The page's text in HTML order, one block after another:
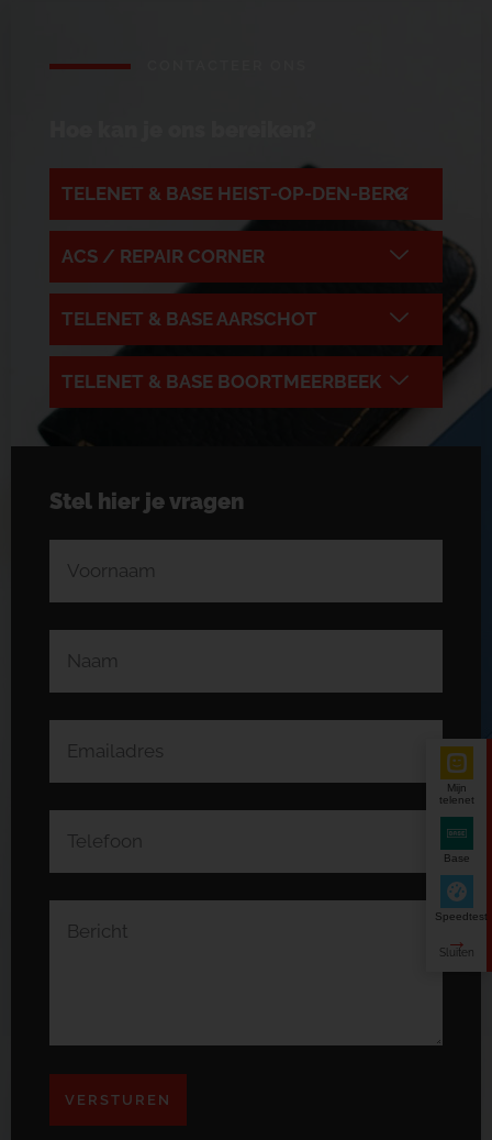
TELENET & BASE HEIST-OP-DEN-BERG
ACS / REPAIR CORNER
TELENET & BASE AARSCHOT
TELENET & BASE BOORTMEERBEEK
Stel hier je vragen
VERSTUREN
Mijn
telenet
Base
Speedtest